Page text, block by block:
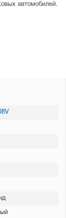
автомобилей.